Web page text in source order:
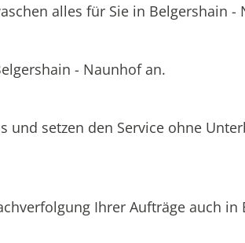
alles für Sie in Belgershain -
- Naunhof an.
setzen den Service ohne
Ihrer Aufträge auch in